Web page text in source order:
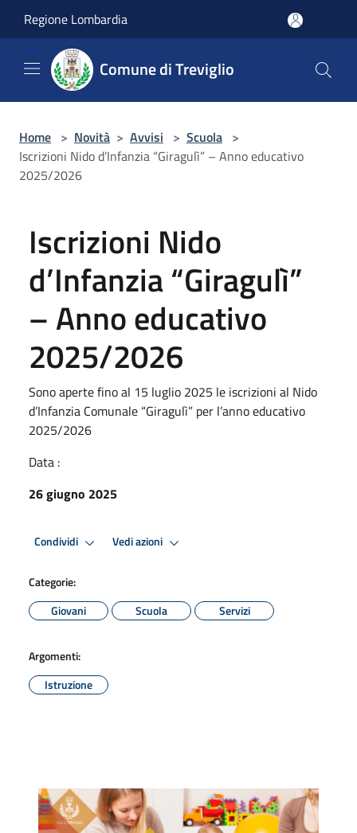
Regione Lombardia
Comune di Treviglio
Home > Novità > Avvisi > Scuola >
Iscrizioni Nido d’Infanzia “Giragulì” – Anno educativo
2025/2026
Iscrizioni Nido
d’Infanzia “Giragulì”
– Anno educativo
2025/2026
Sono aperte fino al 15 luglio 2025 le iscrizioni al Nido
d’Infanzia Comunale “Giragulì” per l’anno educativo
2025/2026
Data :
26 giugno 2025
Condividi Vedi azioni
Categorie:
Giovani
Scuola Servizi
Argomenti:
Istruzione